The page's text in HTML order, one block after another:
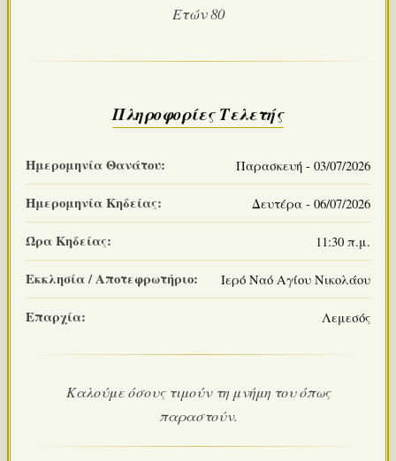
Ετών 80
Πληροφορίες Τελετής
Ημερομηνία Θανάτου: Παρασκευή - 03/07/2026
Ημερομηνία Κηδείας: Δευτέρα - 06/07/2026
Ώρα Κηδείας: 11:30 π.μ.
Εκκλησία / Αποτεφρωτήριο: Ιερό Ναό Αγίου Νικολάου
Επαρχία: Λεμεσός
Kαλούμε όσους τιμούν τη μνήμη του όπως
παραστούν.